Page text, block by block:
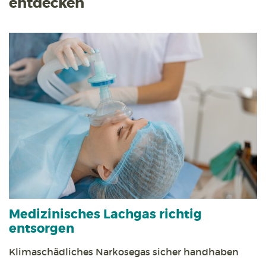
Medizinisches Lachgas richtig
entsorgen
Klimaschädliches Narkosegas sicher handhaben